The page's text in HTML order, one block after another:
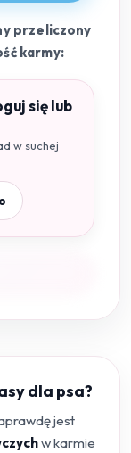
przeliczony
karmy:
się lub
w suchej
dla psa?
jest
w karmie